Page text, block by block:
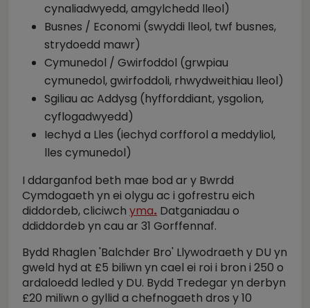
cynaliadwyedd, amgylchedd lleol)
Busnes / Economi (swyddi lleol, twf busnes,
strydoedd mawr)
Cymunedol / Gwirfoddol (grwpiau
cymunedol, gwirfoddoli, rhwydweithiau lleol)
Sgiliau ac Addysg (hyfforddiant, ysgolion,
cyflogadwyedd)
Iechyd a Lles (iechyd corfforol a meddyliol,
lles cymunedol)
I ddarganfod beth mae bod ar y Bwrdd
Cymdogaeth yn ei olygu ac i gofrestru eich
diddordeb, cliciwch yma. Datganiadau o
ddiddordeb yn cau ar 31 Gorffennaf.
Bydd Rhaglen 'Balchder Bro' Llywodraeth y DU yn
gweld hyd at £5 biliwn yn cael ei roi i bron i 250 o
ardaloedd ledled y DU. Bydd Tredegar yn derbyn
£20 miliwn o gyllid a chefnogaeth dros y 10